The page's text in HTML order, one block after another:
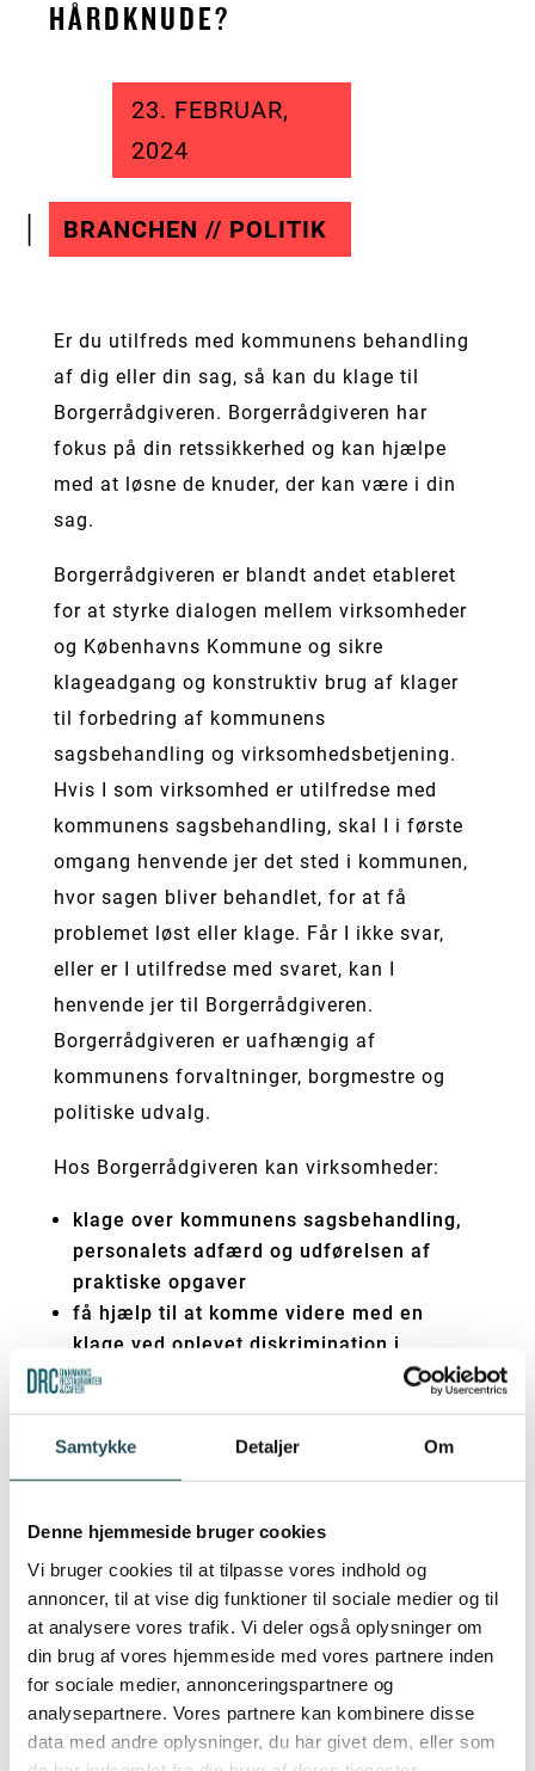
Samtykke Detaljer Om
Denne hjemmeside bruger cookies
Vi bruger cookies til at tilpasse vores indhold og
annoncer, til at vise dig funktioner til sociale medier og til
at analysere vores trafik. Vi deler også oplysninger om
din brug af vores hjemmeside med vores partnere inden
for sociale medier, annonceringspartnere og
analysepartnere. Vores partnere kan kombinere disse
data med andre oplysninger, du har givet dem, eller som
HÅRDKNUDE?
23. FEBRUAR,
2024
BRANCHEN // POLITIK
Er du utilfreds med kommunens behandling
af dig eller din sag, så kan du klage til
Borgerrådgiveren. Borgerrådgiveren har
fokus på din retssikkerhed og kan hjælpe
med at løsne de knuder, der kan være i din
sag.
Borgerrådgiveren er blandt andet etableret
for at styrke dialogen mellem virksomheder
og Københavns Kommune og sikre
klageadgang og konstruktiv brug af klager
til forbedring af kommunens
sagsbehandling og virksomhedsbetjening.
Hvis I som virksomhed er utilfredse med
kommunens sagsbehandling, skal I i første
omgang henvende jer det sted i kommunen,
hvor sagen bliver behandlet, for at få
problemet løst eller klage. Får I ikke svar,
eller er I utilfredse med svaret, kan I
henvende jer til Borgerrådgiveren.
Borgerrådgiveren er uafhængig af
kommunens forvaltninger, borgmestre og
politiske udvalg.
Hos Borgerrådgiveren kan virksomheder:
klage over kommunens sagsbehandling,
personalets adfærd og udførelsen af
praktiske opgaver
få hjælp til at komme videre med en
klage ved oplevet diskrimination i
kommunen
kommunen og evt. få hjælp til at sikre en
få information og rådgivning om klager
over kommunens afgørelser, og hvem
der kan behandle dem
komme med forslag til, hvordan
kommunens sagsbehandling og betjening
kan forbedres
Borgerrådgiveren kan ikke behandle klager